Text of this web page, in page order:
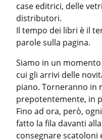
case editrici, delle
distributori.
Il tempo dei libri è il
parole sulla pagina.
Siamo in un
cui gli arrivi delle
piano. Torneranno in
prepotentemente, in
Fino ad ora, però,
fatto la fila davanti
consegnare scatoloni